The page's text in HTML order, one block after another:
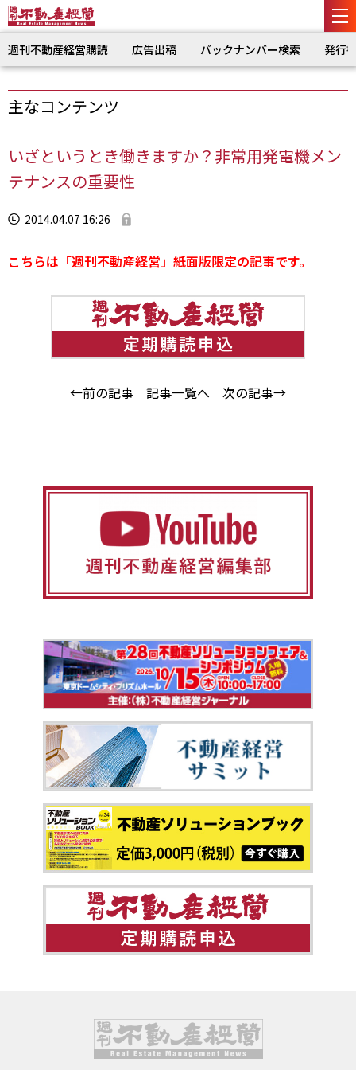
週刊不動産経営購読 広告出稿 バックナンバー検索 発行
主なコンテンツ
いざというとき働きますか？非常用発電機メン
テナンスの重要性
2014.04.07 16:26
こちらは「週刊不動産経営」紙面版限定の記事です。
←前の記事 記事一覧へ 次の記事→